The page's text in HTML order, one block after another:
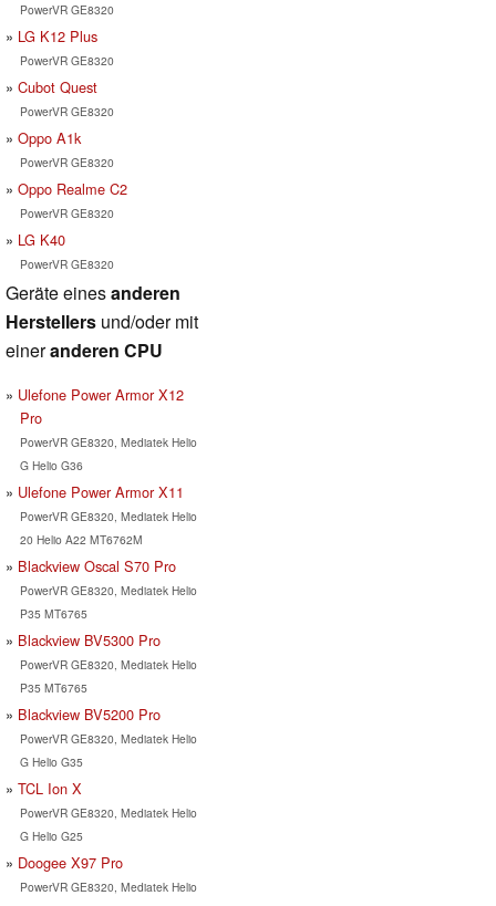
PowerVR GE8320
LG K12 Plus
PowerVR GE8320
Cubot Quest
PowerVR GE8320
Oppo A1k
PowerVR GE8320
Oppo Realme C2
PowerVR GE8320
LG K40
PowerVR GE8320
Geräte einesanderen
Herstellers und/oder mit
eineranderen CPU
Ulefone Power Armor X12
Pro
PowerVR GE8320, Mediatek Helio
G Helio G36
Ulefone Power Armor X11
PowerVR GE8320, Mediatek Helio
20 Helio A22 MT6762M
Blackview Oscal S70 Pro
PowerVR GE8320, Mediatek Helio
P35 MT6765
Blackview BV5300 Pro
PowerVR GE8320, Mediatek Helio
P35 MT6765
Blackview BV5200 Pro
PowerVR GE8320, Mediatek Helio
G Helio G35
TCL Ion X
PowerVR GE8320, Mediatek Helio
G Helio G25
Doogee X97 Pro
PowerVR GE8320, Mediatek Helio